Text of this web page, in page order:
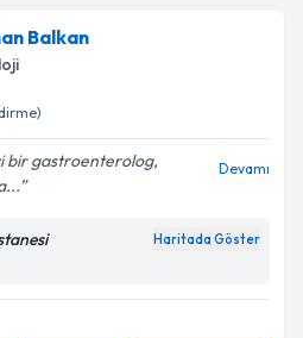
Balkan
bir gastroenterolog,
Devamı
Haritada Göster